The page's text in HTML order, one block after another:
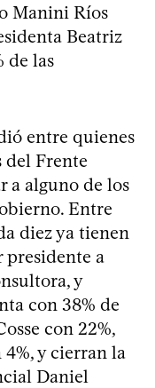
Manini Ríos
Beatriz
de las
entre quienes
del Frente
a alguno de los
Entre
diez ya tienen
presidente a
y
con 38% de
con 22%,
y cierran la
Daniel